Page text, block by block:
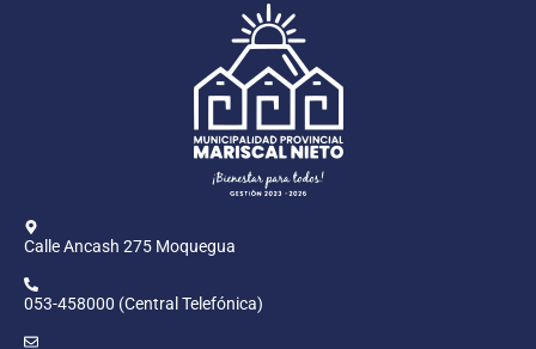
Calle Ancash 275 Moquegua
053-458000 (Central Telefónica)